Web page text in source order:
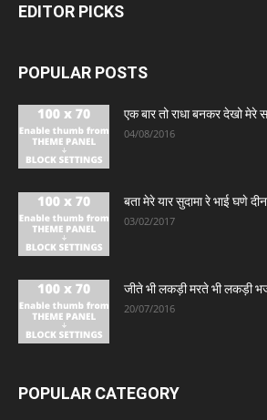
EDITOR PICKS
POPULAR POSTS
एक बार तो राधा बनकर देखो मेरे
04/08/2016
बता मेरे यार सुदामा रे भाई घणे
03/02/2017
जीते भी लकड़ी मरते भी लकड़ी
20/07/2016
POPULAR CATEGORY